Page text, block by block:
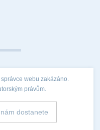
webu zakázáno.
právům.
dostanete